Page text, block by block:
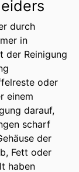
durch
in
der Reinigung
oder
einem
darauf,
scharf
der
Fett oder
haben